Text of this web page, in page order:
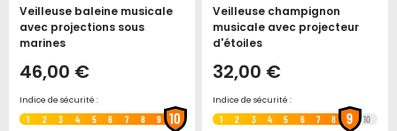
Veilleuse baleine musicale
avec projections sous
marines
46,00 €
Indice de sécurité :
1 2 3 4 5 6 7 8 9 10
Veilleuse champignon
musicale avec projecteur
d'étoiles
32,00 €
Indice de sécurité :
1 2 3 4 5 6 7 8 9 10